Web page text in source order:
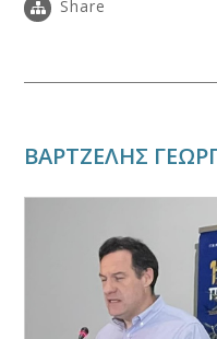
Share
ΒΑΡΤΖΕΛΗΣ